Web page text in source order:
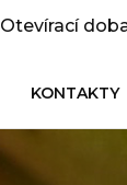
KONTAKTY
Otevírací